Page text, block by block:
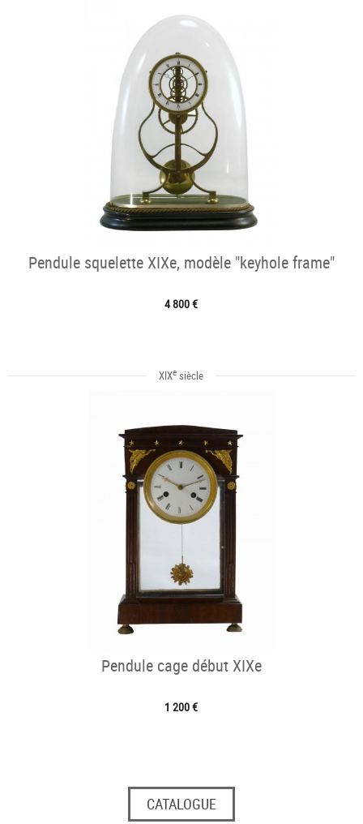
Pendule squelette XIXe, modèle "keyhole frame"
4 800 €
XIXe siècle
Pendule cage début XIXe
1 200 €
CATALOGUE